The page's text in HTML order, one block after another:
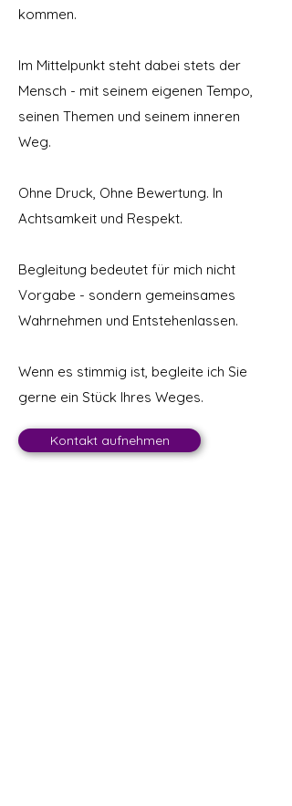
kommen.
Im Mittelpunkt steht dabei stets der
Mensch - mit seinem eigenen Tempo,
seinen Themen und seinem inneren
Weg.
Ohne Druck, Ohne Bewertung. In
Achtsamkeit und Respekt.
Begleitung bedeutet für mich nicht
Vorgabe - sondern gemeinsames
Wahrnehmen und Entstehenlassen.
Wenn es stimmig ist, begleite ich Sie
gerne ein Stück Ihres Weges.
Kontakt aufnehmen